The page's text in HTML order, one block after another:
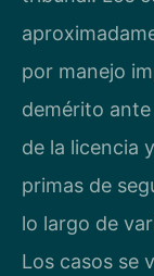
por manejo
demérito ante
de la licencia
primas de
lo largo de
Los casos se